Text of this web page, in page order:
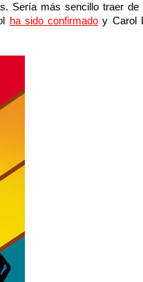
Sería más sencillo traer de
ha sido confirmado y Carol